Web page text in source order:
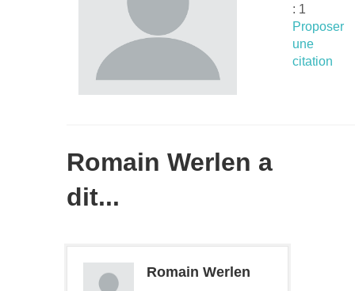
: 1
Proposer
une
citation
Romain Werlen a
dit...
Romain Werlen